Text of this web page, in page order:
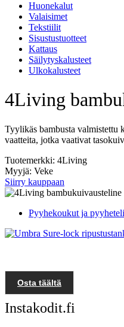
Huonekalut
Valaisimet
Tekstiilit
Sisustustuotteet
Kattaus
Säilytyskalusteet
Ulkokalusteet
4Living
Tyylikäs bambusta valmistettu
vaatteita, jotka vaativat
Tuotemerkki: 4Living
Myyjä: Veke
Siirry kauppaan
Pyyhekoukut ja
Osta täältä
Instakodit.fi